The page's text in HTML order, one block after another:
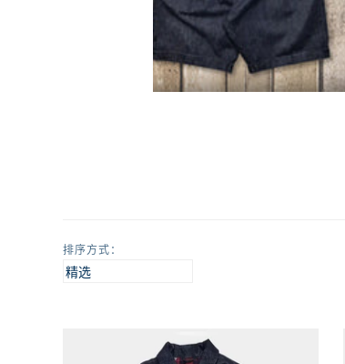
排序方式：